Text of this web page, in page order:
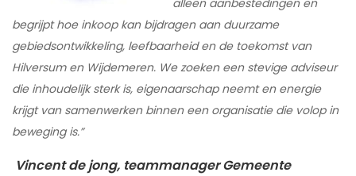
alleen aanbestedingen en
begrijpt hoe inkoop kan bijdragen aan duurzame
gebiedsontwikkeling, leefbaarheid en de toekomst van
Hilversum en Wijdemeren. We zoeken een stevige adviseur
die inhoudelijk sterk is, eigenaarschap neemt en energie
krijgt van samenwerken binnen een organisatie die volop in
beweging is.”
Vincent de jong, teammanager Gemeente